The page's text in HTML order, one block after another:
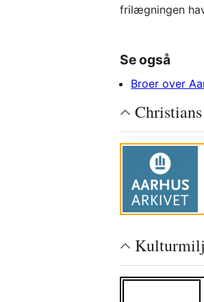
frilægningen
Se også
Broer over